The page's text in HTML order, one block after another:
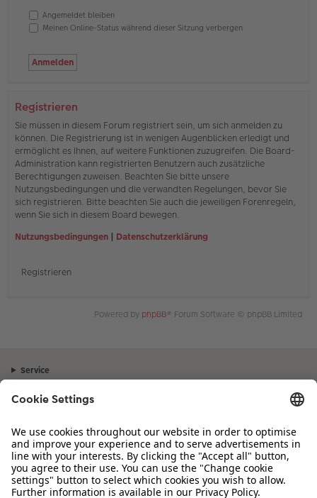
Angemeldet bleiben
Meinen Online-Status während dieser Sitzung verbergen
Registrieren
Sie müssen in diesem Forum registriert sein, um sich anmelden zu
können. Die Registrierung ist in wenigen Augenblicken erledigt und
ermöglicht es Ihnen, auf weitere Funktionen zuzugreifen. Die Board-
Administration kann registrierten Benutzern auch zusätzliche
Berechtigungen zuweisen. Beachten Sie bitte unsere
Nutzungsbedingungen und die verwandten Regelungen, bevor Sie
sich registrieren. Bitte beachten Sie auch die jeweiligen Forenregeln,
wenn Sie sich in diesem Board bewegen.
Nutzungsbedingungen | Datenschutzerklärung
Registrieren
Powered by phpBB® Forum Software © phpBB Limited
Service
Sortiment